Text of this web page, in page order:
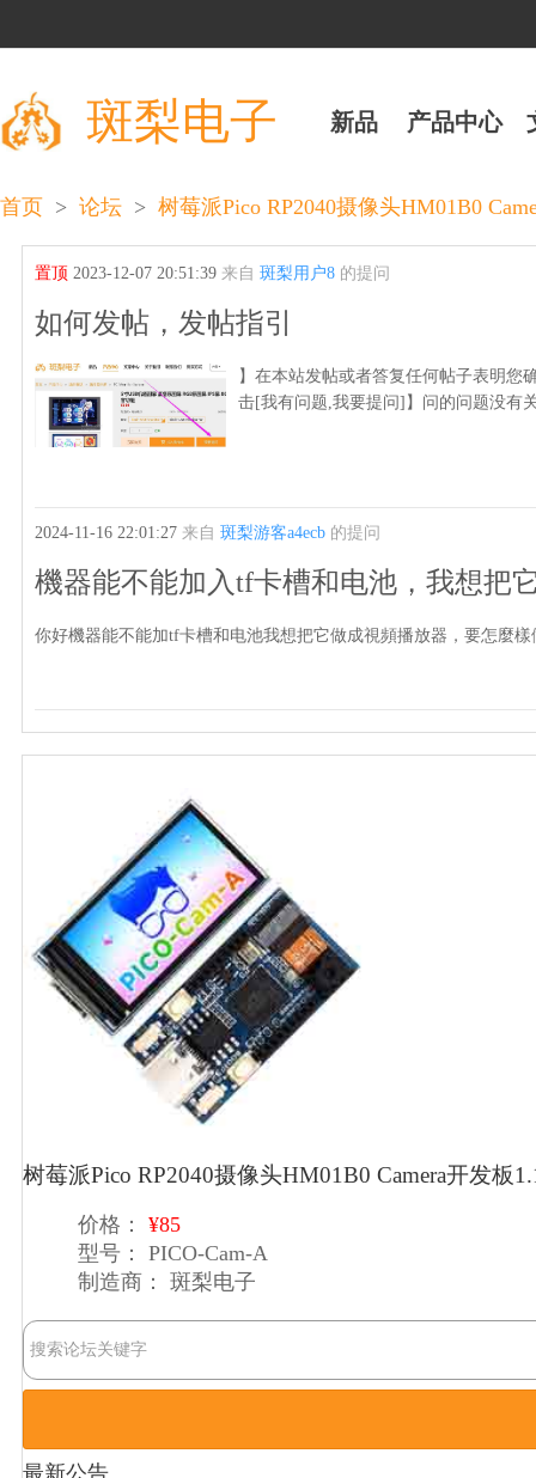
斑梨电子 新品 产品中心
首页 > 论坛 > 树莓派Pico RP2040摄像头HM01B0
置顶2023-12-07 20:51:39 来自斑梨用户8 的提问
如何发帖，发帖指引
】在本站发帖或者答复任何帖子表明您
击[我有问题,我要提问]】问的问题没有
2024-11-16 22:01:27 来自斑梨游客a4ecb 的提问
機器能不能加入tf卡槽和电池，我想把
你好機器能不能加tf卡槽和电池我想把它做成視頻播放器，要怎麼樣
树莓派Pico RP2040摄像头HM01B0 Camera开发板
价格：
¥85
型号：
PICO-Cam-A
制造商：
斑梨电子